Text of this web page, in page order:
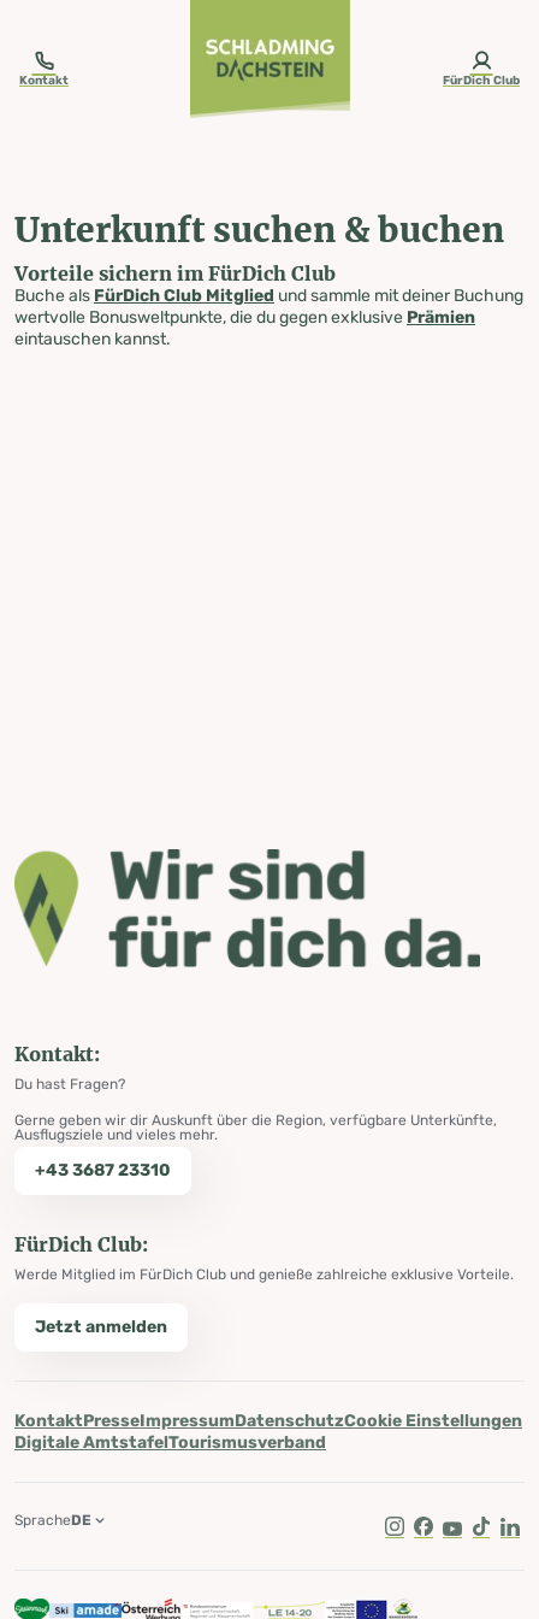
Kontakt FürDich Club
Unterkunft suchen & buchen
Vorteile sichern im FürDich Club
Buche als FürDich Club Mitglied und sammle mit deiner Buchung
wertvolle Bonusweltpunkte, die du gegen exklusive Prämien
eintauschen kannst.
Kontakt:
Du hast Fragen?
Gerne geben wir dir Auskunft über die Region, verfügbare Unterkünfte,
Ausflugsziele und vieles mehr.
+43 3687 23310
FürDich Club:
Werde Mitglied im FürDich Club und genieße zahlreiche exklusive Vorteile.
Jetzt anmelden
KontaktPresseImpressumDatenschutzCookie Einstellungen
Digitale AmtstafelTourismusverband
Instagram
Facebook
Youtube
Tik Tok
SpracheDE